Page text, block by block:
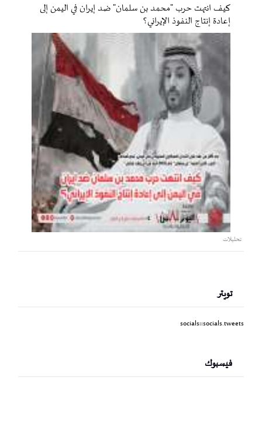
كيف انتهت حرب "محمد بن سلمان" ضد إيران في اليمن إلى
إعادة إنتاج النفوذ الإيراني؟
تحليلات
تويتر
socials::socials.tweets
فيسبوك